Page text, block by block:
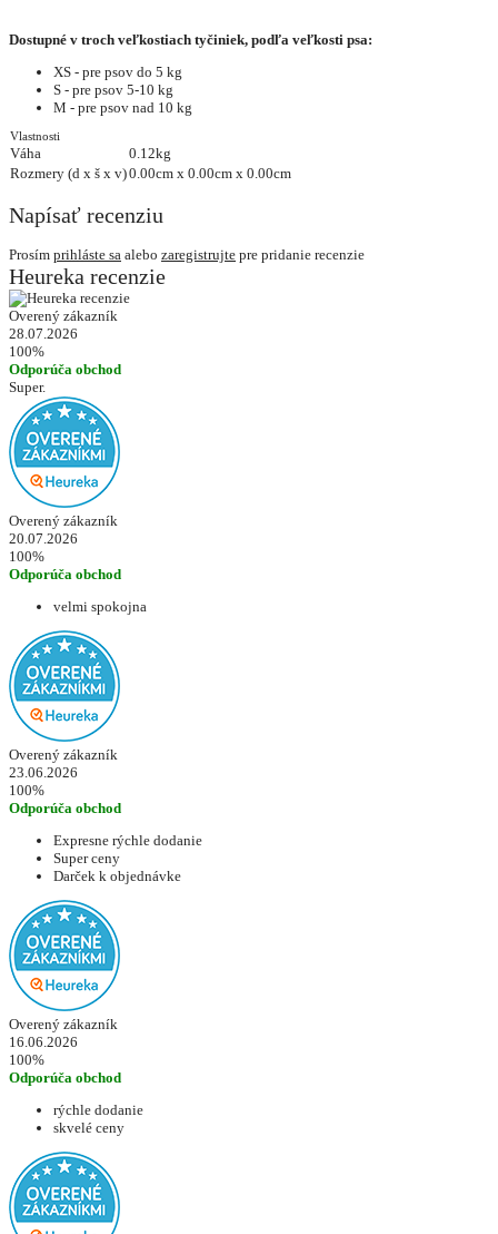
Dostupné v troch veľkostiach tyčiniek, podľa veľkosti psa:
XS - pre psov do 5 kg
S - pre psov 5-10 kg
M - pre psov nad 10 kg
Vlastnosti
Váha
0.12kg
Rozmery (d x š x v)0.00cm x 0.00cm x 0.00cm
Napísať recenziu
Prosím prihláste sa alebo zaregistrujte pre pridanie recenzie
Heureka recenzie
Overený zákazník
28.07.2026
100%
Odporúča obchod
Super.
Overený zákazník
20.07.2026
100%
Odporúča obchod
velmi spokojna
Overený zákazník
23.06.2026
100%
Odporúča obchod
Expresne rýchle dodanie
Super ceny
Darček k objednávke
Overený zákazník
16.06.2026
100%
Odporúča obchod
rýchle dodanie
skvelé ceny